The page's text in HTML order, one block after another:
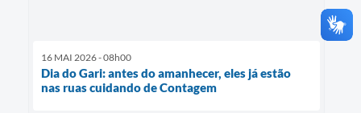
16 MAI 2026 - 08h00
Dia do Gari: antes do amanhecer, eles já estão
nas ruas cuidando de Contagem